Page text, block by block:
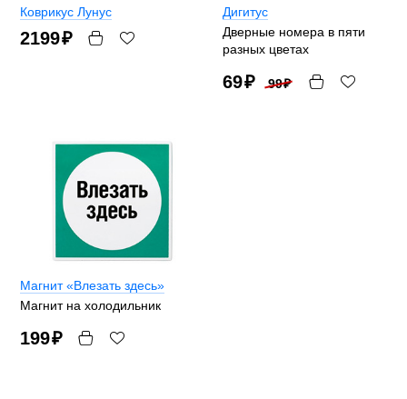
Коврикус Лунус
2199₽
Дигитус
Дверные номера в пяти
разных цветах
69₽ 99₽
Магнит «Влезать здесь»
Магнит на холодильник
199₽